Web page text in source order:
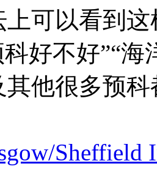
可以看到这
好不好”“
他很多预
Sheffield